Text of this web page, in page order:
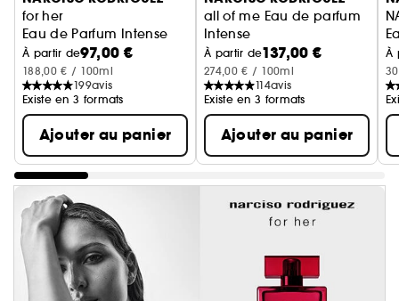
for her
Eau de Parfum Intense
À partir de97,00 €
188,00 € / 100ml
199avis
Existe en 3 formats
Ajouter au panier
all of me Eau de parfum
Intense
À partir de137,00 €
274,00 € / 100ml
114avis
Existe en 3 formats
Ajouter au panier
À